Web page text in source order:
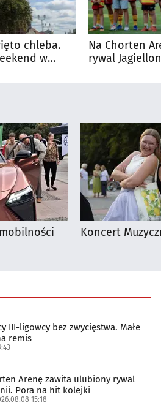
chleba.
w
Na Chorten
rywal
Koncert
III-ligowcy bez zwycięstwa. Małe
remis
Arenę zawita ulubiony rywal
Pora na hit kolejki
15:18